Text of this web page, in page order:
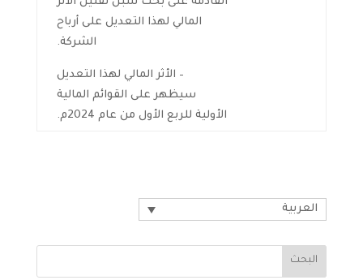
المالي لهذا التعديل على أرباح
الشركة.
– الأثر المالي لهذا التعديل
سيظهر على القوائم المالية
الأولية للربع الأول من عام 2024م.
العربية
البحث